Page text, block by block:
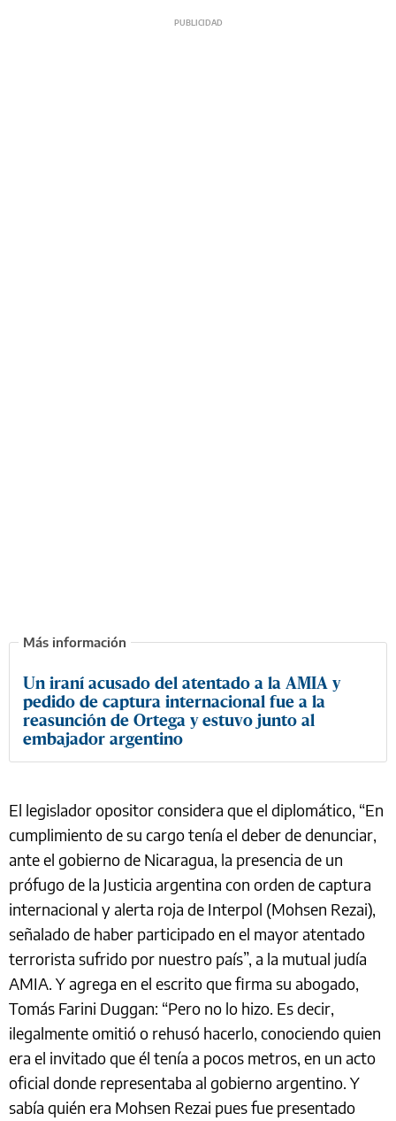
Un iraní acusado del atentado a la AMIA y
pedido de captura internacional fue a la
reasunción de Ortega y estuvo junto al
embajador argentino
El legislador opositor considera que el diplomático, “En
cumplimiento de su cargo tenía el deber de denunciar,
ante el gobierno de Nicaragua, la presencia de un
prófugo de la Justicia argentina con orden de captura
internacional y alerta roja de Interpol (Mohsen Rezai),
señalado de haber participado en el mayor atentado
terrorista sufrido por nuestro país”, a la mutual judía
AMIA. Y agrega en el escrito que firma su abogado,
Tomás Farini Duggan: “Pero no lo hizo. Es decir,
ilegalmente omitió o rehusó hacerlo, conociendo quien
era el invitado que él tenía a pocos metros, en un acto
oficial donde representaba al gobierno argentino. Y
sabía quién era Mohsen Rezai pues fue presentado